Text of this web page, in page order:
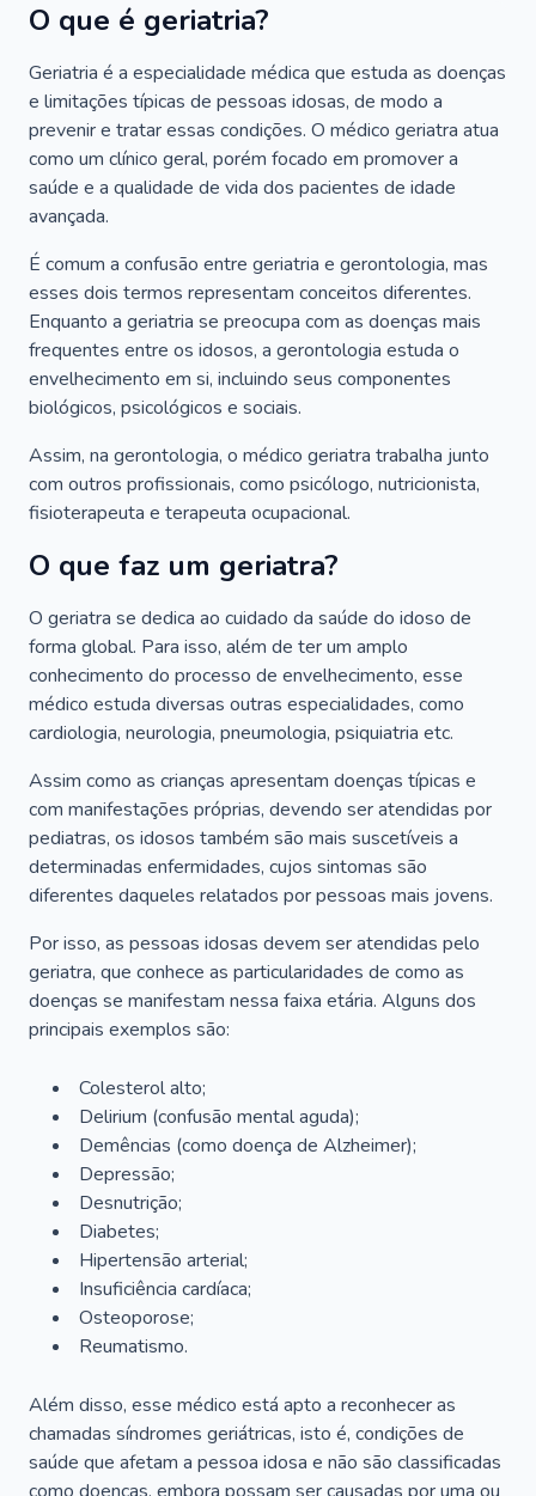
O que é geriatria?
Geriatria é a especialidade médica que estuda as doenças
e limitações típicas de pessoas idosas, de modo a
prevenir e tratar essas condições. O médico geriatra atua
como um clínico geral, porém focado em promover a
saúde e a qualidade de vida dos pacientes de idade
avançada.
É comum a confusão entre geriatria e gerontologia, mas
esses dois termos representam conceitos diferentes.
Enquanto a geriatria se preocupa com as doenças mais
frequentes entre os idosos, a gerontologia estuda o
envelhecimento em si, incluindo seus componentes
biológicos, psicológicos e sociais.
Assim, na gerontologia, o médico geriatra trabalha junto
com outros profissionais, como psicólogo, nutricionista,
fisioterapeuta e terapeuta ocupacional.
O que faz um geriatra?
O geriatra se dedica ao cuidado da saúde do idoso de
forma global. Para isso, além de ter um amplo
conhecimento do processo de envelhecimento, esse
médico estuda diversas outras especialidades, como
cardiologia, neurologia, pneumologia, psiquiatria etc.
Assim como as crianças apresentam doenças típicas e
com manifestações próprias, devendo ser atendidas por
pediatras, os idosos também são mais suscetíveis a
determinadas enfermidades, cujos sintomas são
diferentes daqueles relatados por pessoas mais jovens.
Por isso, as pessoas idosas devem ser atendidas pelo
geriatra, que conhece as particularidades de como as
doenças se manifestam nessa faixa etária. Alguns dos
principais exemplos são:
Colesterol alto;
Delirium (confusão mental aguda);
Demências (como doença de Alzheimer);
Depressão;
Desnutrição;
Diabetes;
Hipertensão arterial;
Insuficiência cardíaca;
Osteoporose;
Reumatismo.
Além disso, esse médico está apto a reconhecer as
chamadas síndromes geriátricas, isto é, condições de
saúde que afetam a pessoa idosa e não são classificadas